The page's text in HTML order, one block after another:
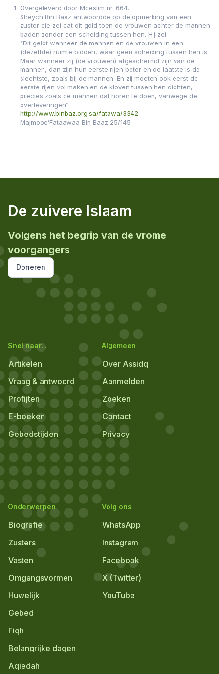
Overgeleverd door Moeslim nr. 664.
Sheych Bin Baaz antwoordde op de opmerking van een
zuster die zei dat dit gold toen de vrouwen achter de mannen
baden zonder een scheiding tussen hen. Hij zei:
“Dit geldt wanneer de mannen en de vrouwen in een
(dezelfde) ruimte bidden, waar geen scheiding tussen hen is.
Maar wanneer zij (de vrouwen) afgeschermd zijn van de
mannen, dan zijn hun eerste rijen beter en de laatste is de
slechtste, zoals bij de mannen. En zij moeten ook eerst de
eerste rijen vol maken en de kloven tussen hen dichten,
precies zoals de mannen dat horen te doen, vanwege de
overleveringen”.
http://www.binbaz.org.sa/fatawa/3342
Majmooe’Fataawaa Bin Baaz 25/145
De zuivere Islaam
Volgens het begrip van de vrome
voorgangers
Doneren
Snel naar...
Artikelen
Vraag & antwoord
Profijten
E-boeken
Gebedstijden
Algemeen
Over Assidq
Aanmelden
Zoeken
Contact
Privacy
Onderwerpen
Biografie
Zusters
Vasten
Omgangsvormen
Huwelijk
Gebed
Fiqh
Belangrijke dagen
Aqiedah
Volg ons
WhatsApp
Instagram
Facebook
X (Twitter)
YouTube